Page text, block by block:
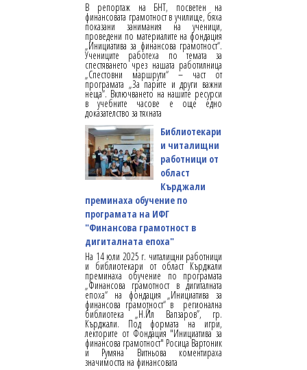
В репортаж на БНТ, посветен на
финансовата грамотност в училище, бяха
показани занимания на ученици,
проведени по материалите на фондация
„Инициатива за финансова грамотност“.
Учениците работеха по темата за
спестяването чрез нашата работилница
„Спестовни маршрути“ – част от
програмата „За парите и други важни
неща“. Включването на нашите ресурси
в учебните часове е още едно
доказателство за тяхната
Библиотекари
и читалищни
работници от
област
Кърджали
преминаха обучение по
програмата на ИФГ
"Финансова грамотност в
дигиталната епоха"
На 14 юли 2025 г. читалищни работници
и библиотекари от област Кърджали
преминаха обучение по програмата
„Финансова грамотност в дигиталната
епоха“ на фондация „Инициатива за
финансова грамотност“ в регионална
библиотека „Н.Йл Вапзаров”, гр.
Кърджали. Под формата на игри,
лекторите от Фондация "Инициатива за
финансова грамотност" Росица Вартоник
и Румяна Витньова коментираха
значимостта на финансовата